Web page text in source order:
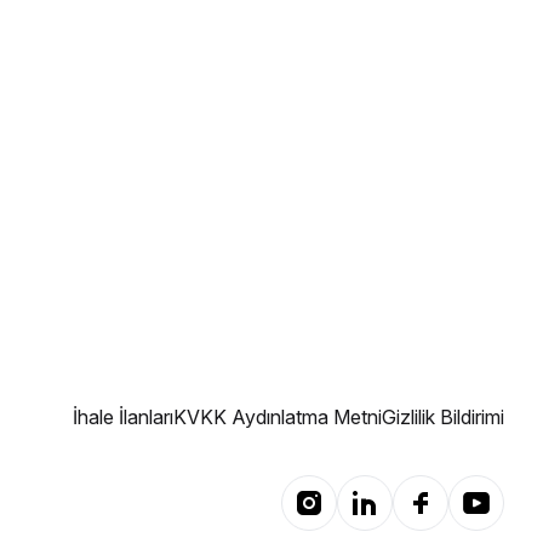
İhale İlanlarıKVKK Aydınlatma MetniGizlilik Bildirimi